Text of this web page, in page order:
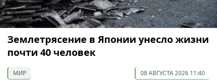
Землетрясение в Японии унесло жизни
почти 40 человек
МИР 08 АВГУСТА 2026 11:40